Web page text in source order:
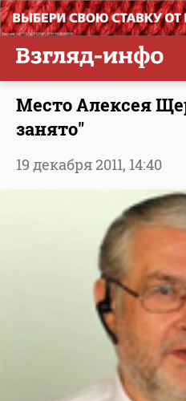
Место Алексея
занято"
19 декабря 2011, 14:40